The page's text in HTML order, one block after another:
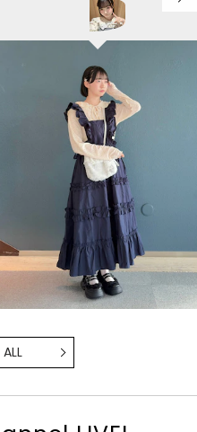
jouetie
HONOKA/157cm